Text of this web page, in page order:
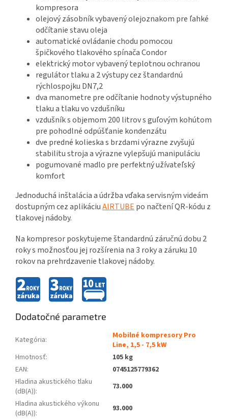
kompresora
olejový zásobník vybavený olejoznakom pre ľahké
odčítanie stavu oleja
automatické ovládanie chodu pomocou
špičkového tlakového spínača Condor
elektrický motor vybavený teplotnou ochranou
regulátor tlaku a 2 výstupy cez štandardnú
rýchlospojku DN7,2
dva manometre pre odčítanie hodnoty výstupného
tlaku a tlaku vo vzdušníku
vzdušník s objemom 200 litrov s guľovým kohútom
pre pohodlné odpúšťanie kondenzátu
dve predné kolieska s brzdami výrazne zvyšujú
stabilitu stroja a výrazne vylepšujú manipuláciu
pogumované madlo pre perfektný užívateľský
komfort
Jednoduchá inštalácia a údržba vďaka servisným videám
dostupným cez aplikáciuAIRTUBE po načtení QR-kódu z
tlakovej nádoby.
Na kompresor poskytujeme štandardnú záručnú dobu 2
roky s možnosťou jej rozšírenia na 3 roky a záruku 10
rokov na prehrdzavenie tlakovej nádoby.
Dodatočné parametre
Kategória:
Mobilné kompresory Pro
Line, 1,5 - 7,5 kW
Hmotnosť:
105 kg
EAN:
0745125779362
Hladina akustického tlaku
(dB(A)):
73.000
Hladina akustického výkonu
(dB(A)):
93.000